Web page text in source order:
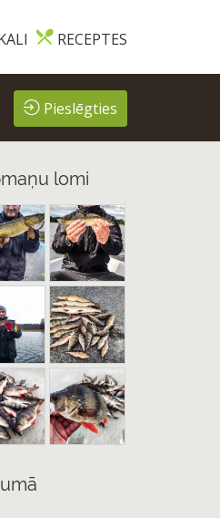
RECEPTES
Pieslēgties
lomi